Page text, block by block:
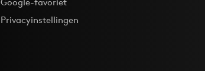
Privacyinstellingen